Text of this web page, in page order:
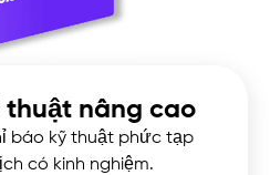
thuật nâng cao
báo kỹ thuật phức tạp
có kinh nghiệm.